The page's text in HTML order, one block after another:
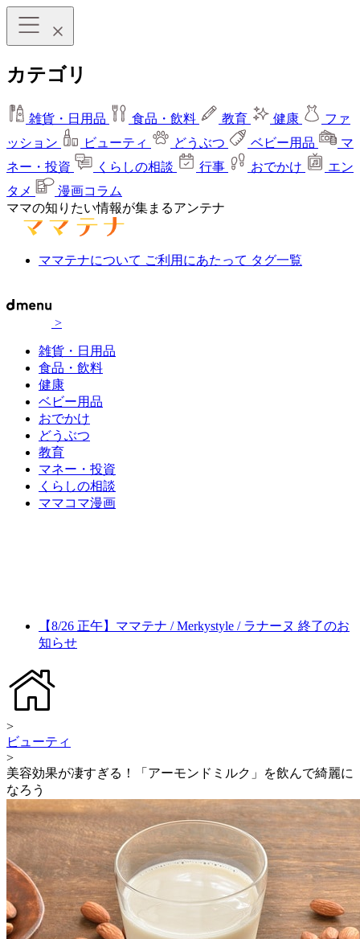
カテゴリ
雑貨・日用品 食品・飲料 教育 健康
ファ
ッション
ビューティ どうぶつ ベビー用品
マ
ネー・投資
くらしの相談 行事 おでかけ
エン
タメ
漫画コラム
ママの知りたい情報が集まるアンテナ
ママテナについて ご利用にあたって タグ一覧
>
雑貨・日用品
食品・飲料
健康
ベビー用品
おでかけ
どうぶつ
教育
マネー・投資
くらしの相談
ママコマ漫画
【8/26 正午】ママテナ / Merkystyle / ラナーヌ 終了のお
知らせ
>
ビューティ
>
美容効果が凄すぎる！「アーモンドミルク」を飲んで綺麗に
なろう